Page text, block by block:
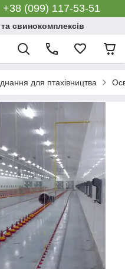
(099) 117-53-51
свинокомплексів
для птахівництва